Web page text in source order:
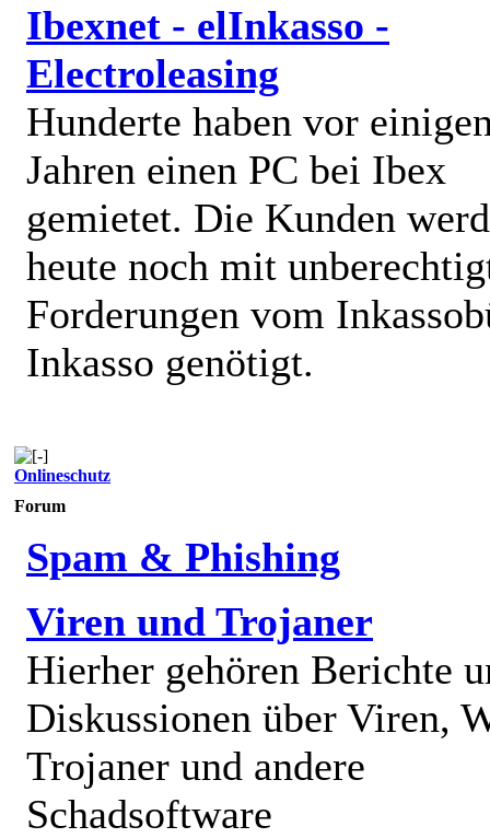
Ibexnet - elInkasso -
Electroleasing
Hunderte haben vor
Jahren einen PC bei Ibex
gemietet. Die Kunden
heute noch mit
Forderungen vom
Inkasso genötigt.
Onlineschutz
Forum
Spam & Phishing
Viren und Trojaner
Hierher gehören Berichte
Diskussionen über Viren,
Trojaner und andere
Schadsoftware